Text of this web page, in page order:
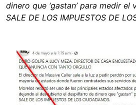
dinero que ‘gastan’ para medir el
SALE DE LOS IMPUESTOS DE
Image